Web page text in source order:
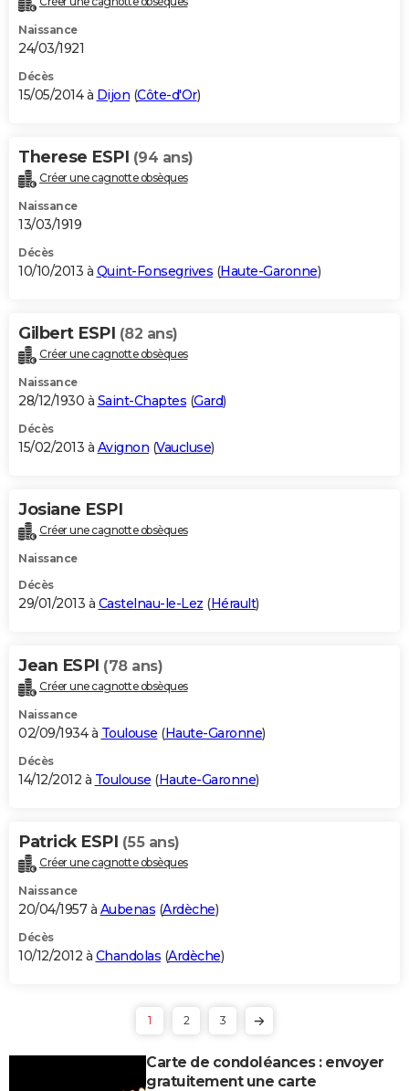
Naissance
24/03/1921
Décès
15/05/2014 à Dijon (Côte-d'Or)
Therese ESPI (94 ans)
Créer une cagnotte obsèques
Naissance
13/03/1919
Décès
10/10/2013 à Quint-Fonsegrives (Haute-Garonne)
Gilbert ESPI (82 ans)
Créer une cagnotte obsèques
Naissance
28/12/1930 à Saint-Chaptes (Gard)
Décès
15/02/2013 à Avignon (Vaucluse)
Josiane ESPI
Créer une cagnotte obsèques
Naissance
Décès
29/01/2013 à Castelnau-le-Lez (Hérault)
Jean ESPI (78 ans)
Créer une cagnotte obsèques
Naissance
02/09/1934 à Toulouse (Haute-Garonne)
Décès
14/12/2012 à Toulouse (Haute-Garonne)
Patrick ESPI (55 ans)
Créer une cagnotte obsèques
Naissance
20/04/1957 à Aubenas (Ardèche)
Décès
10/12/2012 à Chandolas (Ardèche)
1 2 3
Carte de condoléances : envoyer
gratuitement une carte